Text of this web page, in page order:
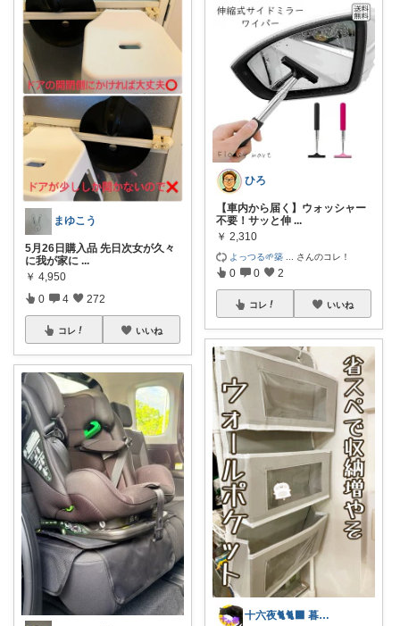
まゆこう
5月26日購入品 先日次女が久々
に我が家に ...
￥ 4,950
0 4 272
コレ いいね
ひろ
【車内から届く】ウォッシャー
不要！サッと伸 ...
￥ 2,310
よっつる🌱築 さんのコレ！
0 0 2
コレ いいね
十六夜🐈🐈‍⬛ 暮らしのあれこれ